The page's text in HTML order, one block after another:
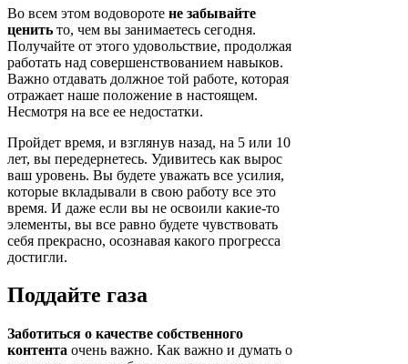
Во всем этом водовороте не забывайте
ценить то, чем вы занимаетесь сегодня.
Получайте от этого удовольствие, продолжая
работать над совершенствованием навыков.
Важно отдавать должное той работе, которая
отражает наше положение в настоящем.
Несмотря на все ее недостатки.
Пройдет время, и взглянув назад, на 5 или 10
лет, вы передернетесь. Удивитесь как вырос
ваш уровень. Вы будете уважать все усилия,
которые вкладывали в свою работу все это
время. И даже если вы не освоили какие-то
элементы, вы все равно будете чувствовать
себя прекрасно, осознавая какого прогресса
достигли.
Поддайте газа
Заботиться о качестве собственного
контента очень важно. Как важно и думать о